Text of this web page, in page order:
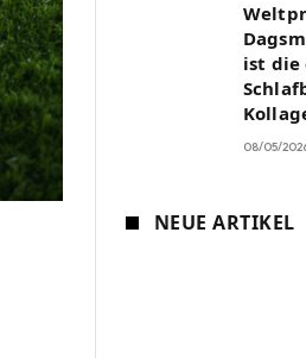
ist die
08/05/
NEUE ARTIKEL